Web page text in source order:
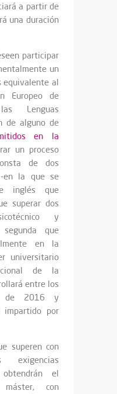
a partir de
una duración
participar
un
equivalente al
Europeo de
Lenguas
de alguno de
en la
un proceso
de dos
en la que se
inglés que
superar dos
y
que
en la
universitario
de la
entre los
de 2016 y
impartido por
superen con
el
con